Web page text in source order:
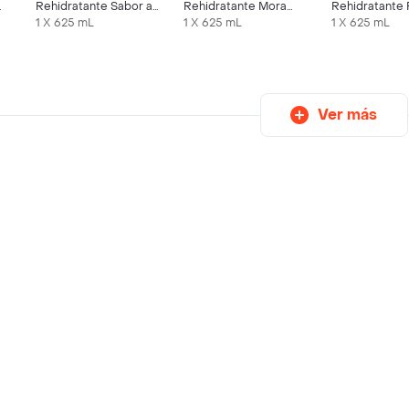
Rehidratante Sabor a
Maracuyá
1 X 625 mL
Rehidratante Mora
Azul
1 X 625 mL
Rehidratante
Kiwi
1 X 625 mL
Ver más